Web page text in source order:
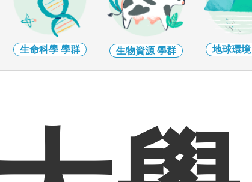
生命科學 學群 生物資源學群 地球環境